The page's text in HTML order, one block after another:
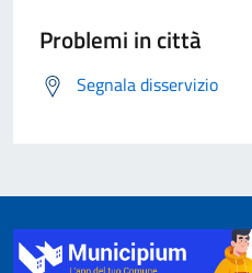
Problemi in città
Segnala disservizio